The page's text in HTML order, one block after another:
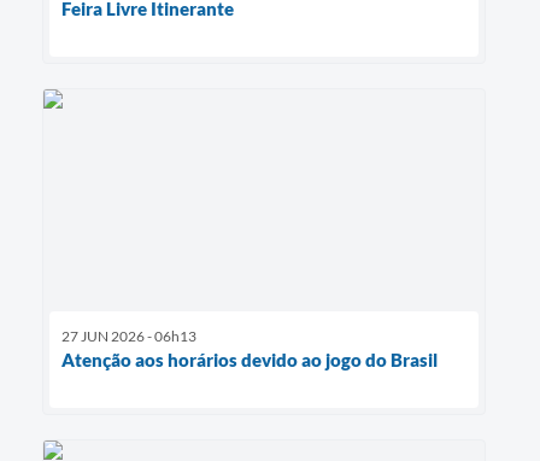
Feira Livre Itinerante
27 JUN 2026 - 06h13
Atenção aos horários devido ao jogo do Brasil